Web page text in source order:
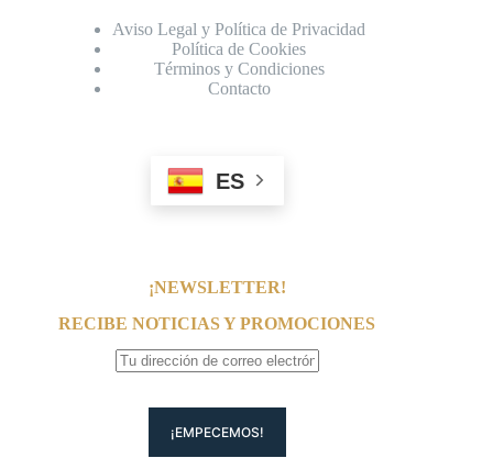
Aviso Legal y Política de Privacidad
Política de Cookies
Términos y Condiciones
Contacto
ES
¡NEWSLETTER!
RECIBE NOTICIAS Y PROMOCIONES